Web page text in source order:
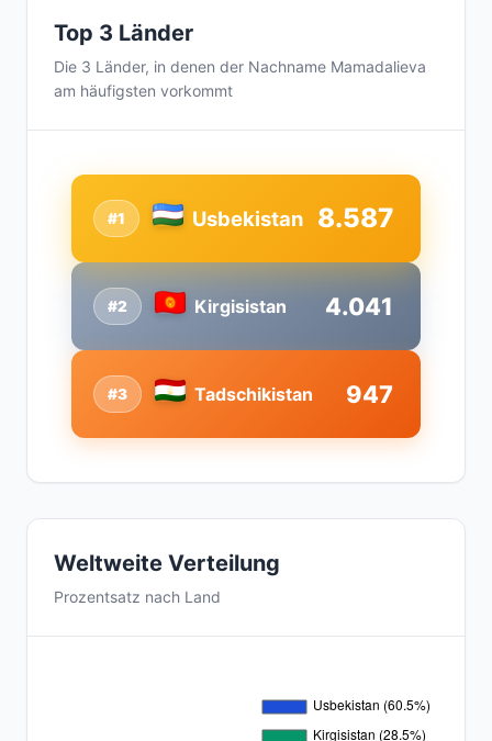
Top 3 Länder
Die 3 Länder, in denen der Nachname Mamadalieva
am häufigsten vorkommt
#2 Kirgisistan 4.041
#1 Usbekistan 8.587
#3 Tadschikistan 947
Weltweite Verteilung
Prozentsatz nach Land